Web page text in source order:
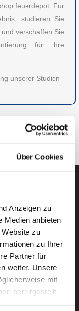
Über Cookies
Anzeigen zu
Medien anbieten
Website zu
zu Ihrer
Partner für
weiter. Unsere
mit
bereitgestellt
feuerdepot. Für
studieren Sie
verschaffen Sie
für Ihre
unserer Studien